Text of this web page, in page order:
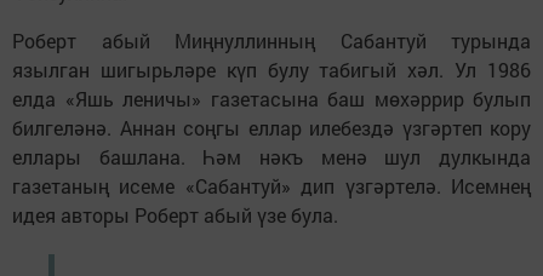
Роберт абый Миңнуллинның Сабантуй турында
язылган шигырьләре күп булу табигый хәл. Ул 1986
елда «Яшь леничы» газетасына баш мөхәррир булып
билгеләнә. Аннан соңгы еллар илебездә үзгәртеп кору
еллары башлана. Һәм нәкъ менә шул дулкында
газетаның исеме «Сабантуй» дип үзгәртелә. Исемнең
идея авторы Роберт абый үзе була.